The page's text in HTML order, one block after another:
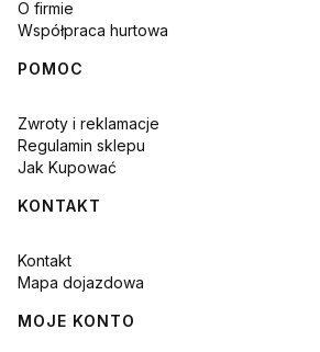
O firmie
Współpraca hurtowa
POMOC
Zwroty i reklamacje
Regulamin sklepu
Jak Kupować
KONTAKT
Kontakt
Mapa dojazdowa
MOJE KONTO